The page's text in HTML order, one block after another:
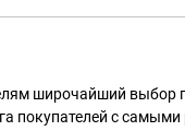
широчайший выбор
покупателей с